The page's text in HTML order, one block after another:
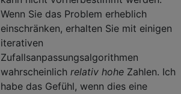
Wenn Sie das Problem erheblich
einschränken, erhalten Sie mit einigen
iterativen
Zufallsanpassungsalgorithmen
wahrscheinlich relativ hohe Zahlen. Ich
habe das Gefühl, wenn dies eine